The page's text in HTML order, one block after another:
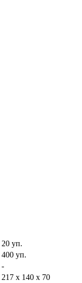
20 уп.
400 уп.
-
217 х 140 х 70